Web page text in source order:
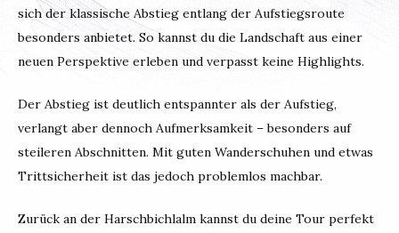
sich der klassische Abstieg entlang der Aufstiegsroute
besonders anbietet. So kannst du die Landschaft aus einer
neuen Perspektive erleben und verpasst keine Highlights.
Der Abstieg ist deutlich entspannter als der Aufstieg,
verlangt aber dennoch Aufmerksamkeit – besonders auf
steileren Abschnitten. Mit guten Wanderschuhen und etwas
Trittsicherheit ist das jedoch problemlos machbar.
Zurück an der Harschbichlalm kannst du deine Tour perfekt